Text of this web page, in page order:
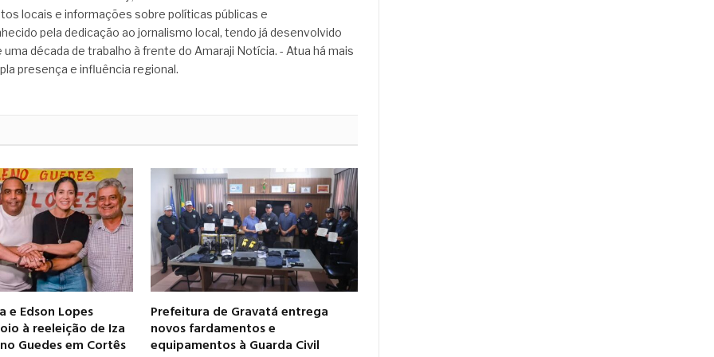
locais e informações sobre políticas públicas e
pela dedicação ao jornalismo local, tendo já desenvolvido
década de trabalho à frente do Amaraji Notícia. - Atua há mais
presença e influência regional.
e Edson Lopes
à reeleição de Iza
Guedes em Cortês
Prefeitura de Gravatá entrega
novos fardamentos e
equipamentos à Guarda Civil